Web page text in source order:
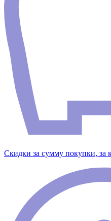
Скидки за сумму покупки, за